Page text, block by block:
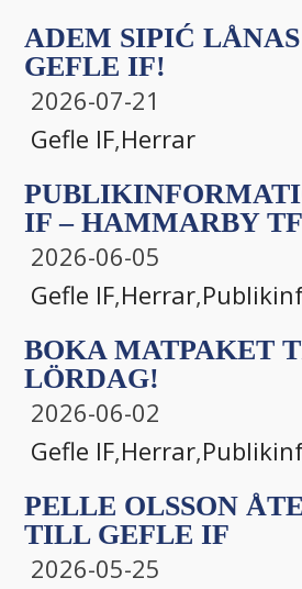
ADEM SIPIĆ
GEFLE IF!
2026-07-21
Gefle IF,Herrar
IF – HAMMARBY
2026-06-05
Gefle IF,Herrar,
BOKA MATPAKET
LÖRDAG!
2026-06-02
Gefle IF,Herrar,
PELLE OLSSON
TILL GEFLE IF
2026-05-25